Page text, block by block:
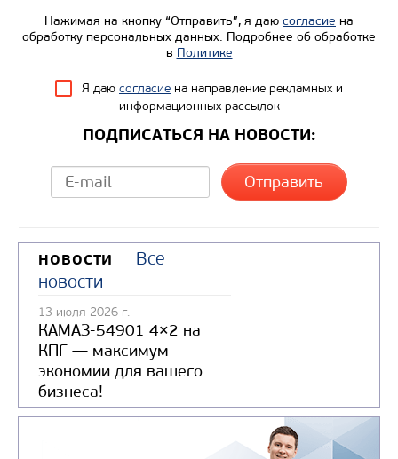
Цена по запросу
Производитель
Экологический класс
Грузоподъемность, кг
Вместимость кузова, м3
Направление разгрузки
Нажимая на кнопку “Отправить”, я даю согласие на
обработку персональных данных. Подробнее об обработке
в Политике
Я даю согласие на направление рекламных и
информационных рассылок
ПОДПИСАТЬСЯ НА НОВОСТИ:
НОВОСТИ
Все
новости
13 июля 2026 г.
КАМАЗ-54901 4×2 на
КПГ — максимум
экономии для вашего
бизнеса!